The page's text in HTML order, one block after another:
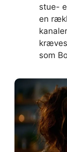
stue-
en
som